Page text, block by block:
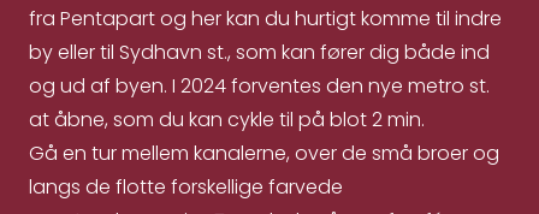
fra Pentapart og her kan du hurtigt komme til indre
by eller til Sydhavn st., som kan fører dig både ind
og ud af byen. I 2024 forventes den nye metro st.
at åbne, som du kan cykle til på blot 2 min.
Gå en tur mellem kanalerne, over de små broer og
langs de flotte forskellige farvede